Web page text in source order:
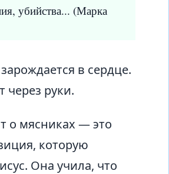
убийства... (Марка
в сердце.
через руки.
о мясниках — это
которую
Она учила, что